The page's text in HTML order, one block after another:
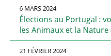
6 MARS 2024
Élections au Portugal :
les Animaux et la Nature
21 FÉVRIER 2024